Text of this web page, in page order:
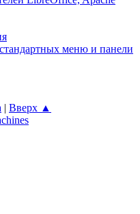
меню и панели
| Вверх ▲